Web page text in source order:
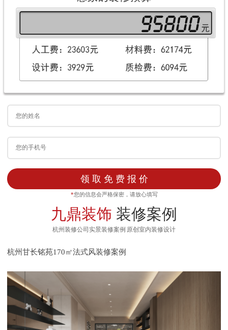
领 取 免 费 报 价
*您的信息会严格保密，请放心填写
九鼎装饰 装修案例
杭州装修公司实景装修案例 原创室内装修设计
杭州甘长铭苑170㎡法式风装修案例